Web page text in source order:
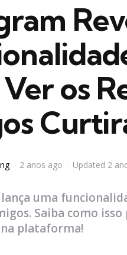
os
2 anos ago Updated 2
uma
Saiba como
plataforma!